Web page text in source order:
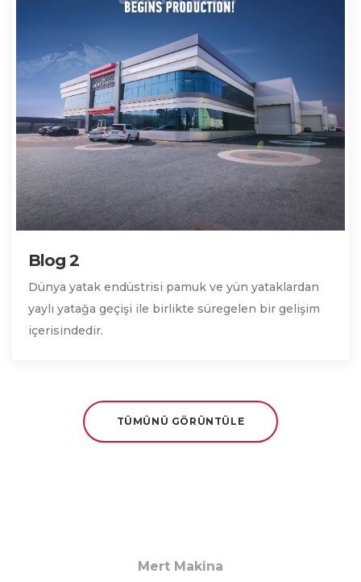
Blog 2
Dünya yatak endüstrisi pamuk ve yün yataklardan
yaylı yatağa geçişi ile birlikte süregelen bir gelişim
içerisindedir.
TÜMÜNÜ GÖRÜNTÜLE
Mert Makina